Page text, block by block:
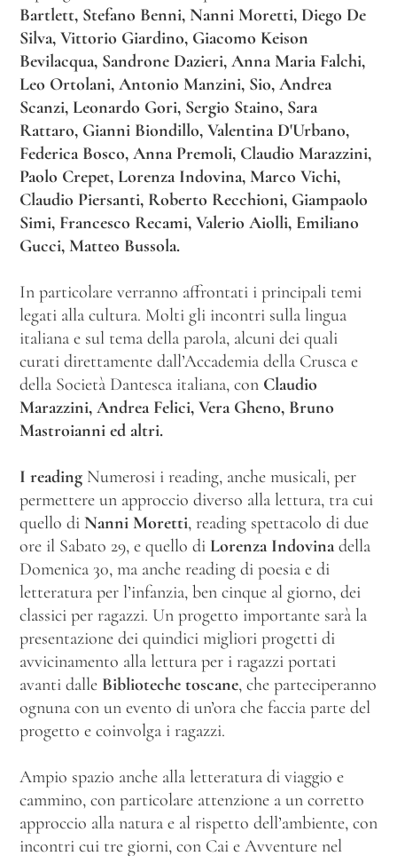
Bartlett, Stefano Benni, Nanni Moretti, Diego De
Silva, Vittorio Giardino, Giacomo Keison
Bevilacqua, Sandrone Dazieri, Anna Maria Falchi,
Leo Ortolani, Antonio Manzini, Sio, Andrea
Scanzi, Leonardo Gori, Sergio Staino, Sara
Rattaro, Gianni Biondillo, Valentina D'Urbano,
Federica Bosco, Anna Premoli, Claudio Marazzini,
Paolo Crepet, Lorenza Indovina, Marco Vichi,
Claudio Piersanti, Roberto Recchioni, Giampaolo
Simi, Francesco Recami, Valerio Aiolli, Emiliano
Gucci, Matteo Bussola.
In particolare verranno affrontati i principali temi
legati alla cultura. Molti gli incontri sulla lingua
italiana e sul tema della parola, alcuni dei quali
curati direttamente dall’Accademia della Crusca e
della Società Dantesca italiana, con Claudio
Marazzini, Andrea Felici, Vera Gheno, Bruno
Mastroianni ed altri.
I reading Numerosi i reading, anche musicali, per
permettere un approccio diverso alla lettura, tra cui
quello di Nanni Moretti, reading spettacolo di due
ore il Sabato 29, e quello di Lorenza Indovina della
Domenica 30, ma anche reading di poesia e di
letteratura per l’infanzia, ben cinque al giorno, dei
classici per ragazzi. Un progetto importante sarà la
presentazione dei quindici migliori progetti di
avvicinamento alla lettura per i ragazzi portati
avanti dalle Biblioteche toscane, che parteciperanno
ognuna con un evento di un’ora che faccia parte del
progetto e coinvolga i ragazzi.
Ampio spazio anche alla letteratura di viaggio e
cammino, con particolare attenzione a un corretto
approccio alla natura e al rispetto dell’ambiente, con
incontri cui tre giorni, con Cai e Avventure nel